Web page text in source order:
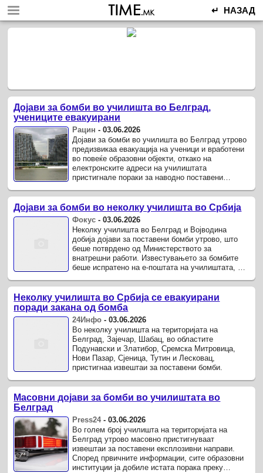
↵ НАЗАД
Дојави за бомби во училишта во Белград,
учениците евакуирани
Рацин -03.06.2026
Дојави за бомби во училишта во Белград утрово
предизвикаа евакуација на ученици и вработени
во повеќе образовни објекти, откако на
електронските адреси на училиштата
пристигнале пораки за наводно поставени
Дојави за бомби во неколку училишта во Србија
Фокус -03.06.2026
Неколку училишта во Белград и Војводина
добија дојави за поставени бомби утрово, што
беше потврдено од Министерството за
внатрешни работи. Известувањето за бомбите
беше испратено на е-поштата на училиштата, а
Неколку училишта во Србија се евакуирани
поради закана од бомба
24Инфо -03.06.2026
Во неколку училишта на територијата на
Белград, Зајечар, Шабац, во областите
Подунавски и Златибор, Сремска Митровица,
Нови Пазар, Сјеница, Тутин и Лесковац,
пристигнаа извештаи за поставени бомби.
Масовни дојави за бомби во училиштата во
Белград
Press24-03.06.2026
Во голем број училишта на територијата на
Белград утрово масовно пристигнуваат
извештаи за поставени експлозивни направи.
Според првичните информации, сите образовни
институции ја добиле истата порака преку